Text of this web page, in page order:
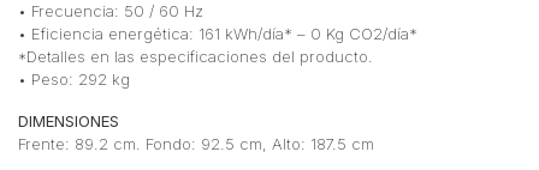
• Frecuencia: 50 / 60 Hz
• Eficiencia energética: 161 kWh/día* – 0 Kg CO2/día*
*Detalles en las especificaciones del producto.
• Peso: 292 kg
DIMENSIONES
Frente: 89.2 cm. Fondo: 92.5 cm, Alto: 187.5 cm